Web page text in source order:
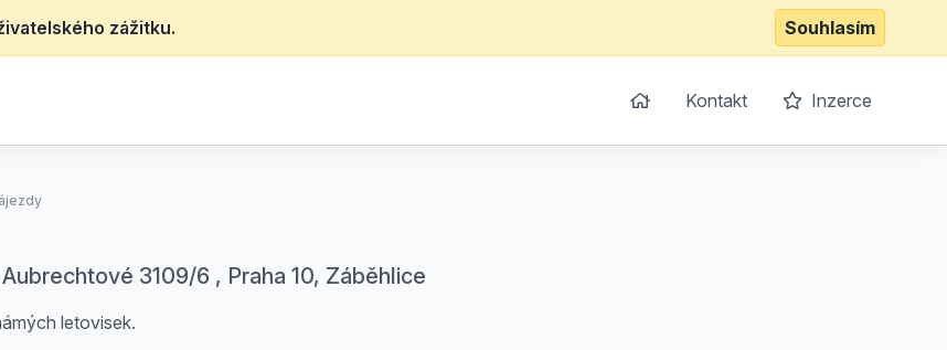
zážitku. Souhlasím
Kontakt Inzerce
3109/6 , Praha 10, Záběhlice
letovisek.